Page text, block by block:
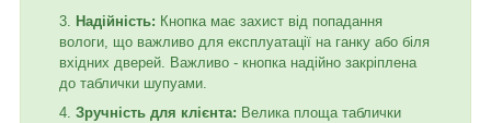
Надійність: Кнопка має захист від попадання
вологи, що важливо для експлуатації на ганку або біля
вхідних дверей. Важливо - кнопка надійно закріплена
до таблички шупуами.
Зручність для клієнта: Велика площа таблички